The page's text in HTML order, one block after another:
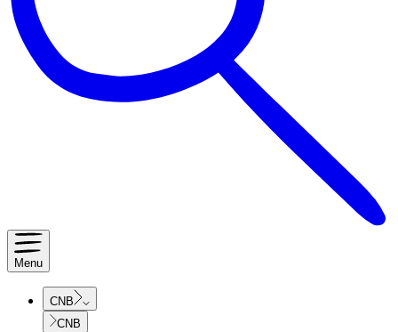
Menu
CNB
CNB